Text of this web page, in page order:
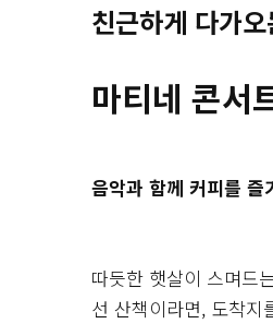
친근하게 다가
마티네 콘서
음악과 함께 커피를 즐
따듯한 햇살이 스며드
선 산책이라면, 도착지